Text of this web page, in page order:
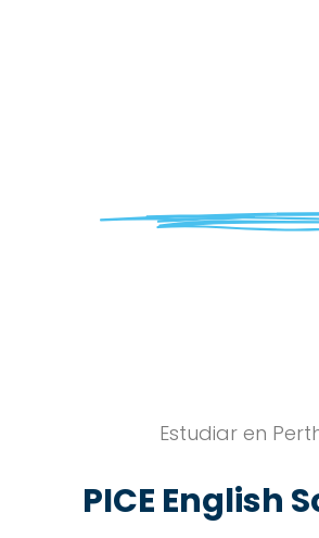
School
Estudiar en
PICE English